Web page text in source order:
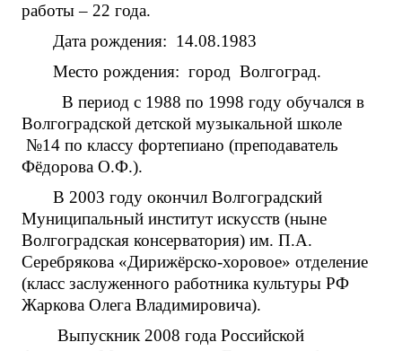
работы – 22 года.
Дата рождения: 14.08.1983
Место рождения: город Волгоград.
В период с 1988 по 1998 году обучался в
Волгоградской детской музыкальной школе
№14 по классу фортепиано (преподаватель
Фёдорова О.Ф.).
В 2003 году окончил Волгоградский
Муниципальный институт искусств (ныне
Волгоградская консерватория) им. П.А.
Серебрякова «Дирижёрско-хоровое» отделение
(класс заслуженного работника культуры РФ
Жаркова Олега Владимировича).
Выпускник 2008 года Российской